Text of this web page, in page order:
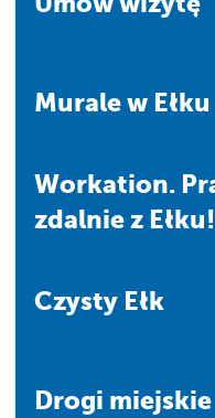
Murale w Ełku
Workation. Pracuj
zdalnie z Ełku!
Czysty Ełk
Drogi miejskie